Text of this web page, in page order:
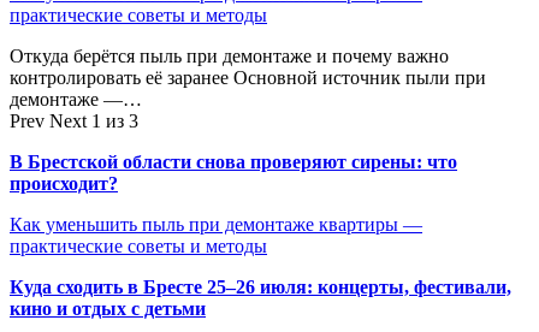
практические советы и методы
Откуда берётся пыль при демонтаже и почему важно
контролировать её заранее Основной источник пыли при
демонтаже —…
Prev Next 1 из 3
В Брестской области снова проверяют сирены: что
происходит?
Как уменьшить пыль при демонтаже квартиры —
практические советы и методы
Куда сходить в Бресте 25–26 июля: концерты, фестивали,
кино и отдых с детьми